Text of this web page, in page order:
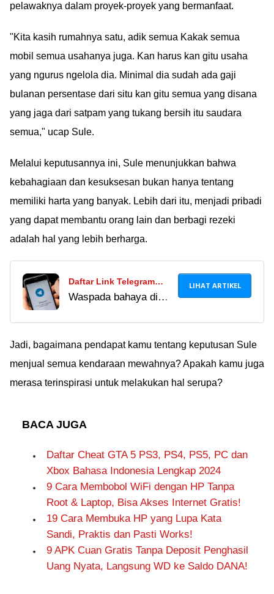
pelawaknya dalam proyek-proyek yang bermanfaat.
"Kita kasih rumahnya satu, adik semua Kakak semua
mobil semua usahanya juga. Kan harus kan gitu usaha
yang ngurus ngelola dia. Minimal dia sudah ada gaji
bulanan persentase dari situ kan gitu semua yang disana
yang jaga dari satpam yang tukang bersih itu saudara
semua," ucap Sule.
Melalui keputusannya ini, Sule menunjukkan bahwa
kebahagiaan dan kesuksesan bukan hanya tentang
memiliki harta yang banyak. Lebih dari itu, menjadi pribadi
yang dapat membantu orang lain dan berbagi rezeki
adalah hal yang lebih berharga.
Daftar Link Telegram
Pemersatu Bangsa
Waspada bahaya di
di internet. Ketahui
juga risiko dari cara
nonton bokeh di
LIHAT ARTIKEL
Jadi, bagaimana pendapat kamu tentang keputusan Sule
menjual semua kendaraan mewahnya? Apakah kamu juga
merasa terinspirasi untuk melakukan hal serupa?
BACA JUGA
Daftar Cheat GTA 5 PS3, PS4, PS5, PC dan
Xbox Bahasa Indonesia Lengkap 2024
9 Cara Membobol WiFi dengan HP Tanpa
Root & Laptop, Bisa Akses Internet Gratis!
19 Cara Membuka HP yang Lupa Kata
Sandi, Praktis dan Pasti Works!
9 APK Cuan Gratis Tanpa Deposit Penghasil
Uang Nyata, Langsung WD ke Saldo DANA!